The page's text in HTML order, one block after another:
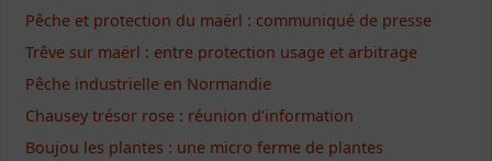
Pêche et protection du maërl : communiqué de presse
Trêve sur maërl : entre protection usage et arbitrage
Pêche industrielle en Normandie
Chausey trésor rose : réunion d’information
Boujou les plantes : une micro ferme de plantes